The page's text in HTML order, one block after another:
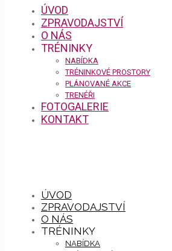
ÚVOD
ZPRAVODAJSTVÍ
O NÁS
TRÉNINKY
NABÍDKA
TRÉNINKOVÉ PROSTORY
PLÁNOVANÉ AKCE
TRENÉŘI
FOTOGALERIE
KONTAKT
ÚVOD
ZPRAVODAJSTVÍ
O NÁS
TRÉNINKY
NABÍDKA